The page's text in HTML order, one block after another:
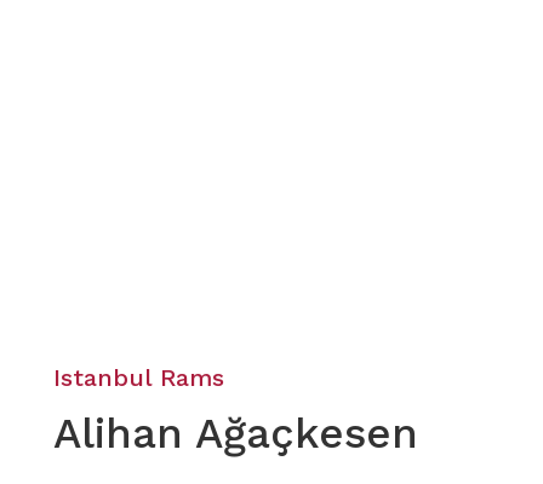
Istanbul Rams
Alihan Ağaçkesen